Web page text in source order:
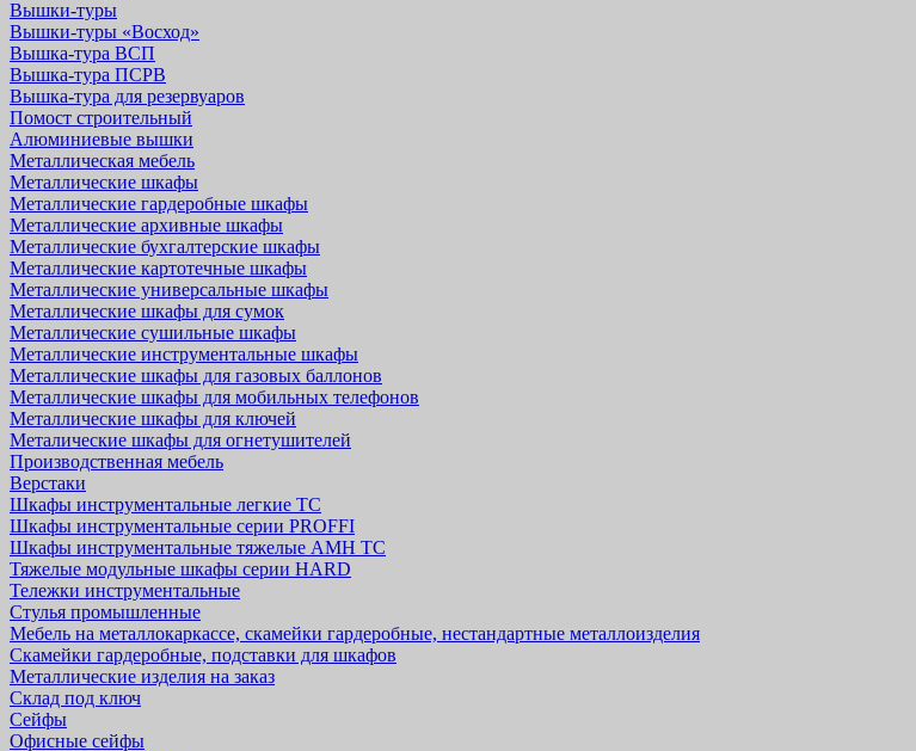
Вышки-туры
Вышки-туры «Восход»
Вышка-тура ВСП
Вышка-тура ПСРВ
Вышка-тура для резервуаров
Помост строительный
Алюминиевые вышки
Металлическая мебель
Металлические шкафы
Металлические гардеробные шкафы
Металлические архивные шкафы
Металлические бухгалтерские шкафы
Металлические картотечные шкафы
Металлические универсальные шкафы
Металлические шкафы для сумок
Металлические сушильные шкафы
Металлические инструментальные шкафы
Металлические шкафы для газовых баллонов
Металлические шкафы для мобильных телефонов
Металлические шкафы для ключей
Металические шкафы для огнетушителей
Производственная мебель
Верстаки
Шкафы инструментальные легкие ТС
Шкафы инструментальные серии PROFFI
Шкафы инструментальные тяжелые AMH TC
Тяжелые модульные шкафы серии HARD
Тележки инструментальные
Стулья промышленные
Мебель на металлокаркассе, скамейки гардеробные, нестандартные металлоизделия
Скамейки гардеробные, подставки для шкафов
Металлические изделия на заказ
Склад под ключ
Сейфы
Офисные сейфы